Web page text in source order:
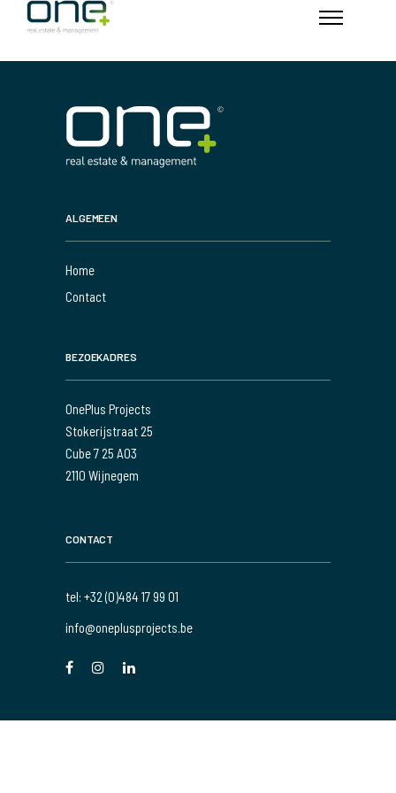
ALGEMEEN
Home
Contact
BEZOEKADRES
OnePlus Projects
Stokerijstraat 25
Cube 7 25 A03
2110 Wijnegem
CONTACT
tel: +32 (0)484 17 99 01
info@oneplusprojects.be